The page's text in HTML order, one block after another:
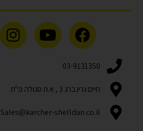
03-9131350
חיים גרינברג 3 , א.ת סגולה פ"ת
Sales@karcher-shelldan.co.il